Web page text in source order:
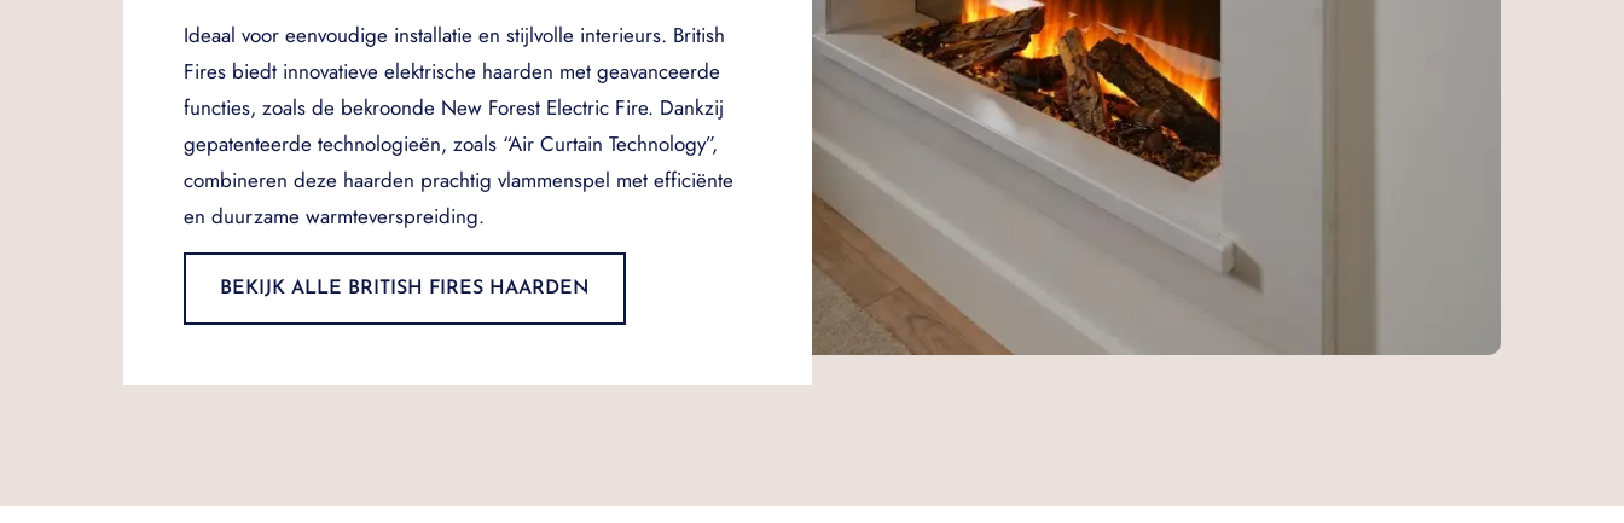
Ideaal voor eenvoudige installatie en stijlvolle interieurs. British
Fires biedt innovatieve elektrische haarden met geavanceerde
functies, zoals de bekroonde New Forest Electric Fire. Dankzij
gepatenteerde technologieën, zoals “Air Curtain Technology”,
combineren deze haarden prachtig vlammenspel met efficiënte
en duurzame warmteverspreiding.
BEKIJK ALLE BRITISH FIRES HAARDEN